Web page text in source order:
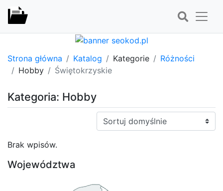
Strona główna Katalog Kategorie
Różności
Hobby
Świętokrzyskie
Kategoria: Hobby
Sortuj:
Brak wpisów.
Województwa